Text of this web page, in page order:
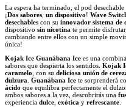
La espera ha terminado, el pod
¡Dos sabores un dispositivo! Wave
desechables con su innovador sistema de
dispositivo sin nicotina te permite
cambiando entre ellos con un simple
única!
Kojak Ice Guanábana Ice es una
sabores que despierta los sentidos. Kojak
caramelo , con su deliciosa unión de
dulzura Guanábana Ice te sorprenderá
ácido que equilibra perfectamente el
ambos sabores a la vez, descubrirás una
experiencia dulce exótica y refrescante